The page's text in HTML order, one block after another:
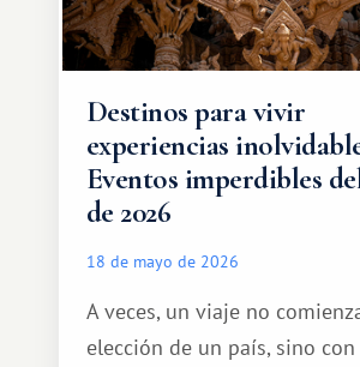
Destinos para vivir
experiencias
Eventos imperdibles
de 2026
18 de mayo de 2026
A veces, un viaje no
elección de un país, sino